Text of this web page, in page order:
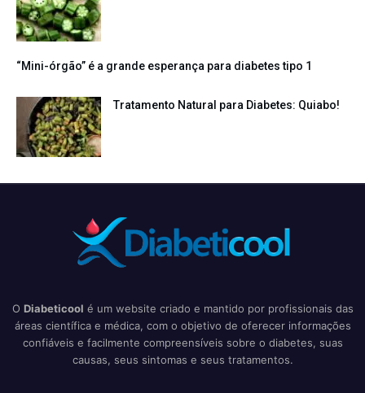
“Mini-órgão” é a grande esperança para diabetes tipo 1
Tratamento Natural para Diabetes: Quiabo!
O Diabeticool é um website criado e mantido por profissionais das
áreas científica e médica, com o objetivo de oferecer informações
confiáveis e facilmente compreensíveis sobre o diabetes, suas
causas, seus sintomas e seus tratamentos.